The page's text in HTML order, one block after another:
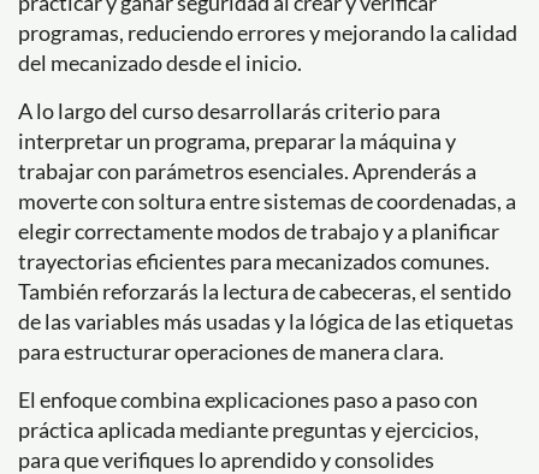
programas, reduciendo errores y mejorando la calidad
del mecanizado desde el inicio.
A lo largo del curso desarrollarás criterio para
interpretar un programa, preparar la máquina y
trabajar con parámetros esenciales. Aprenderás a
moverte con soltura entre sistemas de coordenadas, a
elegir correctamente modos de trabajo y a planificar
trayectorias eficientes para mecanizados comunes.
También reforzarás la lectura de cabeceras, el sentido
de las variables más usadas y la lógica de las etiquetas
para estructurar operaciones de manera clara.
El enfoque combina explicaciones paso a paso con
práctica aplicada mediante preguntas y ejercicios,
para que verifiques lo aprendido y consolides